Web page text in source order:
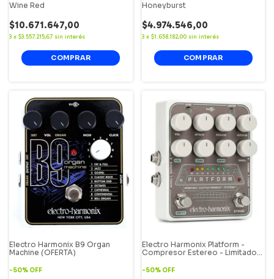
Wine Red
$10.671.647,00
3 x $3.557.215,67 sin interés
Honeyburst
$4.974.546,00
3 x $1.658.182,00 sin interés
Electro Harmonix B9 Organ
Machine (OFERTA)
-50% OFF
Electro Harmonix Platform -
Compresor Estereo - Limitador
-50% OFF